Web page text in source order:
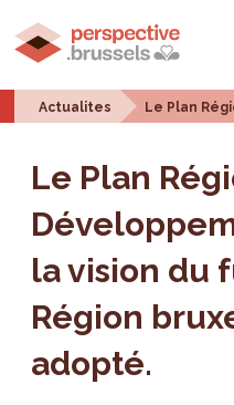
Actualites Le Plan
Le Plan
la vision du
Région
adopté.